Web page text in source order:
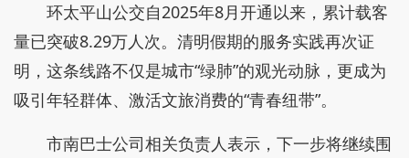
环太平山公交自2025年8月开通以来，累计载客
量已突破8.29万人次。清明假期的服务实践再次证
明，这条线路不仅是城市“绿肺”的观光动脉，更成为
吸引年轻群体、激活文旅消费的“青春纽带”。
市南巴士公司相关负责人表示，下一步将继续围